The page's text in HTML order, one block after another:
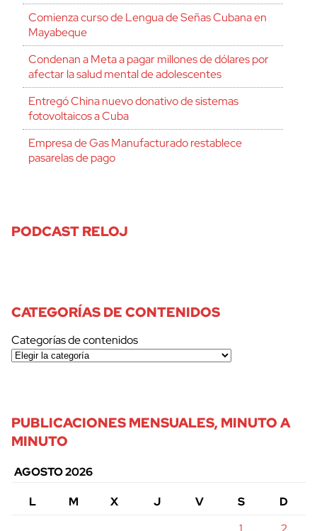
Comienza curso de Lengua de Señas Cubana en
Mayabeque
Condenan a Meta a pagar millones de dólares por
afectar la salud mental de adolescentes
Entregó China nuevo donativo de sistemas
fotovoltaicos a Cuba
Empresa de Gas Manufacturado restablece
pasarelas de pago
PODCAST RELOJ
CATEGORÍAS DE CONTENIDOS
Categorías de contenidos
PUBLICACIONES MENSUALES, MINUTO A
MINUTO
AGOSTO 2026
L
M X J V S
D